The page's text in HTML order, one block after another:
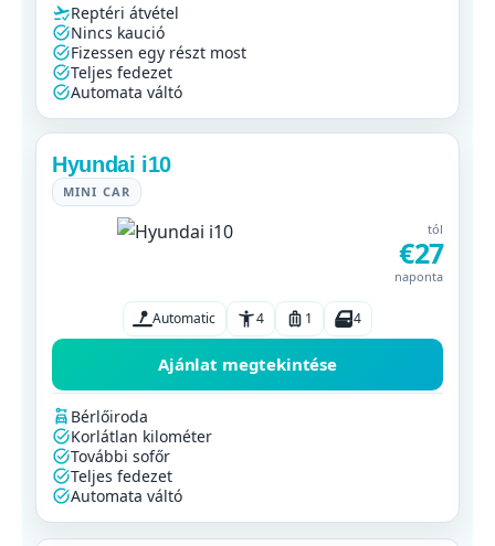
Reptéri átvétel
Nincs kaució
Fizessen egy részt most
Teljes fedezet
Automata váltó
Hyundai i10
MINI CAR
tól
€27
naponta
Automatic 4 1 4
Ajánlat megtekintése
Bérlőiroda
Korlátlan kilométer
További sofőr
Teljes fedezet
Automata váltó